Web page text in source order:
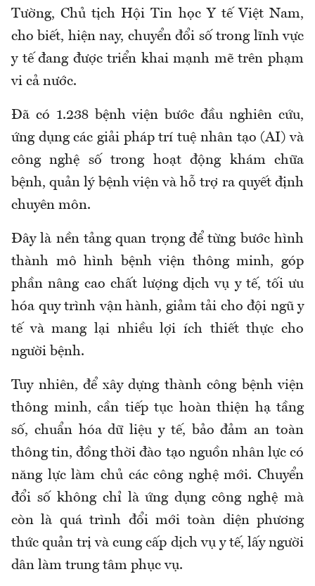
Tường, Chủ tịch Hội Tin học Y tế Việt Nam,
cho biết, hiện nay, chuyển đổi số trong lĩnh vực
y tế đang được triển khai mạnh mẽ trên phạm
vi cả nước.
Đã có 1.238 bệnh viện bước đầu nghiên cứu,
ứng dụng các giải pháp trí tuệ nhân tạo (AI) và
công nghệ số trong hoạt động khám chữa
bệnh, quản lý bệnh viện và hỗ trợ ra quyết định
chuyên môn.
Đây là nền tảng quan trọng để từng bước hình
thành mô hình bệnh viện thông minh, góp
phần nâng cao chất lượng dịch vụ y tế, tối ưu
hóa quy trình vận hành, giảm tải cho đội ngũ y
tế và mang lại nhiều lợi ích thiết thực cho
người bệnh.
Tuy nhiên, để xây dựng thành công bệnh viện
thông minh, cần tiếp tục hoàn thiện hạ tầng
số, chuẩn hóa dữ liệu y tế, bảo đảm an toàn
thông tin, đồng thời đào tạo nguồn nhân lực có
năng lực làm chủ các công nghệ mới. Chuyển
đổi số không chỉ là ứng dụng công nghệ mà
còn là quá trình đổi mới toàn diện phương
thức quản trị và cung cấp dịch vụ y tế, lấy người
dân làm trung tâm phục vụ.